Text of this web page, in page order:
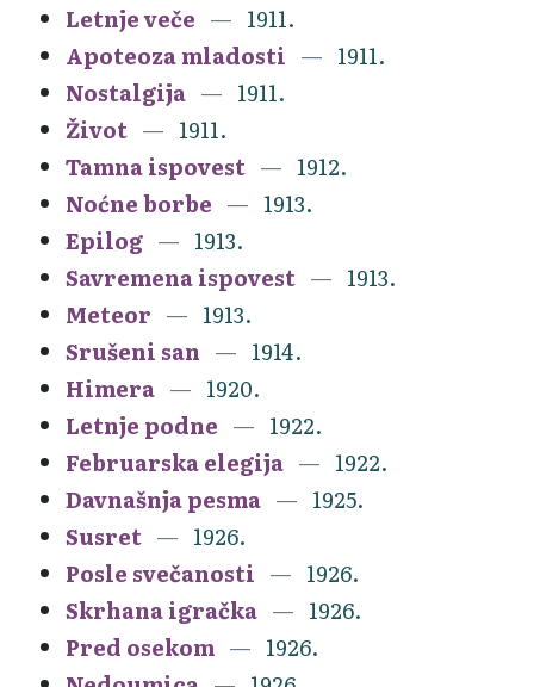
Letnje veče
1911.
Apoteoza mladosti
1911.
Nostalgija
1911.
Život
1911.
Tamna ispovest
1912.
Noćne borbe
1913.
Epilog
1913.
Savremena ispovest
1913.
Meteor
1913.
Srušeni san
1914.
Himera
1920.
Letnje podne
1922.
Februarska elegija
1922.
Davnašnja pesma
1925.
Susret
1926.
Posle svečanosti
1926.
Skrhana igračka
1926.
Pred osekom
1926.